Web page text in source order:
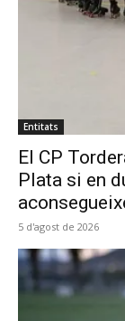
Entitats
El CP
Plata si en
5 d'agost de 2026